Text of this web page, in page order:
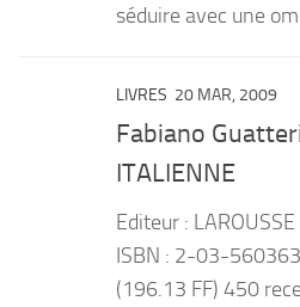
séduire avec une
LIVRES 20 MAR, 2009
Fabiano
ITALIENNE
Editeur :
ISBN : 2-03-
(196.13 FF) 450